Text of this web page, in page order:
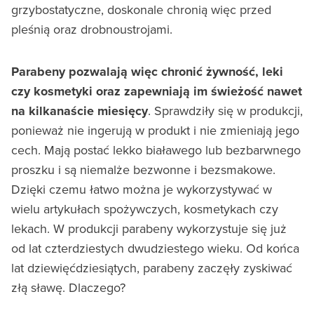
grzybostatyczne, doskonale chronią więc przed
pleśnią oraz drobnoustrojami.
Parabeny pozwalają więc chronić żywność, leki
czy kosmetyki oraz zapewniają im świeżość nawet
na kilkanaście miesięcy. Sprawdziły się w produkcji,
ponieważ nie ingerują w produkt i nie zmieniają jego
cech. Mają postać lekko białawego lub bezbarwnego
proszku i są niemalże bezwonne i bezsmakowe.
Dzięki czemu łatwo można je wykorzystywać w
wielu artykułach spożywczych, kosmetykach czy
lekach. W produkcji parabeny wykorzystuje się już
od lat czterdziestych dwudziestego wieku. Od końca
lat dziewięćdziesiątych, parabeny zaczęły zyskiwać
złą sławę. Dlaczego?